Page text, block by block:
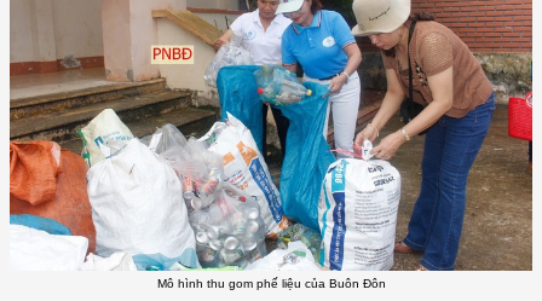
Mô hình thu gom phế liệu của Buôn Đôn